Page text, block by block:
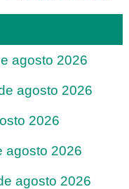
agosto 2026
agosto 2026
2026
agosto 2026
agosto 2026